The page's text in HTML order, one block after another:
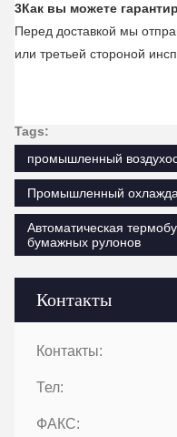
Контакты
Контакты:
Тел:
ФАКС:
3Как вы можете
Перед доставкой мы
или третьей стороной
Tags:
промышленный
Промышленный
Автоматическая
бумажных рулонов